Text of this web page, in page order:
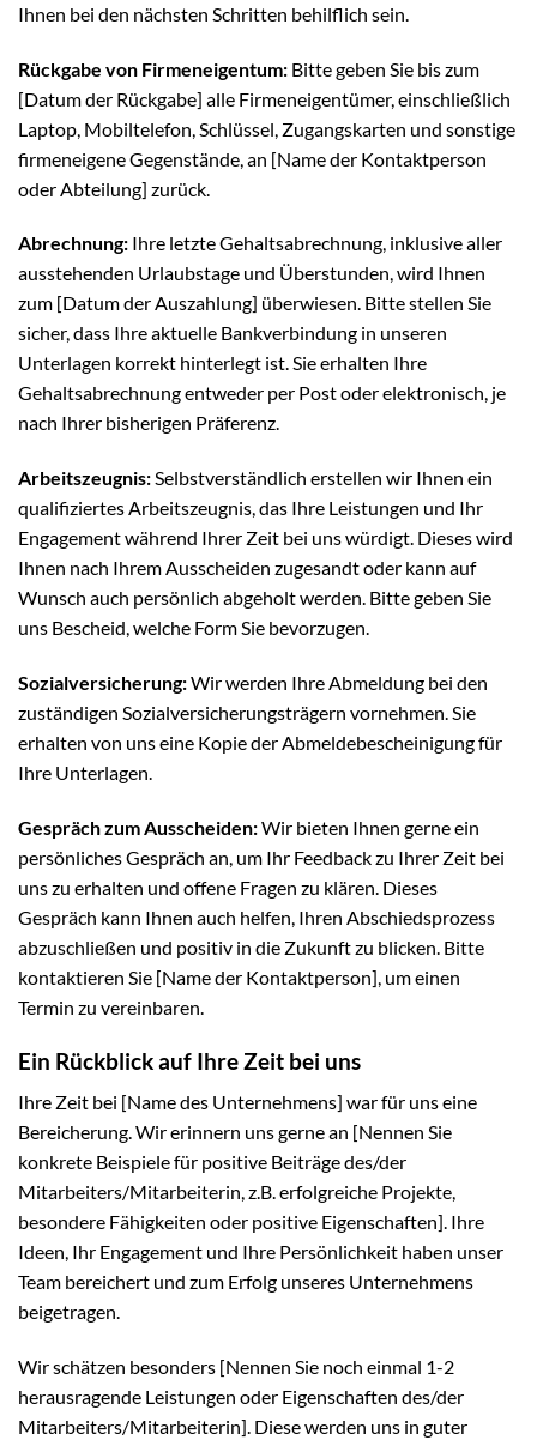
Ihnen bei den nächsten Schritten behilflich sein.
Rückgabe von Firmeneigentum: Bitte geben Sie bis zum
[Datum der Rückgabe] alle Firmeneigentümer, einschließlich
Laptop, Mobiltelefon, Schlüssel, Zugangskarten und sonstige
firmeneigene Gegenstände, an [Name der Kontaktperson
oder Abteilung] zurück.
Abrechnung: Ihre letzte Gehaltsabrechnung, inklusive aller
ausstehenden Urlaubstage und Überstunden, wird Ihnen
zum [Datum der Auszahlung] überwiesen. Bitte stellen Sie
sicher, dass Ihre aktuelle Bankverbindung in unseren
Unterlagen korrekt hinterlegt ist. Sie erhalten Ihre
Gehaltsabrechnung entweder per Post oder elektronisch, je
nach Ihrer bisherigen Präferenz.
Arbeitszeugnis:Selbstverständlich erstellen wir Ihnen ein
qualifiziertes Arbeitszeugnis, das Ihre Leistungen und Ihr
Engagement während Ihrer Zeit bei uns würdigt. Dieses wird
Ihnen nach Ihrem Ausscheiden zugesandt oder kann auf
Wunsch auch persönlich abgeholt werden. Bitte geben Sie
uns Bescheid, welche Form Sie bevorzugen.
Sozialversicherung:Wir werden Ihre Abmeldung bei den
zuständigen Sozialversicherungsträgern vornehmen. Sie
erhalten von uns eine Kopie der Abmeldebescheinigung für
Ihre Unterlagen.
Gespräch zum Ausscheiden:Wir bieten Ihnen gerne ein
persönliches Gespräch an, um Ihr Feedback zu Ihrer Zeit bei
uns zu erhalten und offene Fragen zu klären. Dieses
Gespräch kann Ihnen auch helfen, Ihren Abschiedsprozess
abzuschließen und positiv in die Zukunft zu blicken. Bitte
kontaktieren Sie [Name der Kontaktperson], um einen
Termin zu vereinbaren.
Ein Rückblick auf Ihre Zeit bei uns
Ihre Zeit bei [Name des Unternehmens] war für uns eine
Bereicherung. Wir erinnern uns gerne an [Nennen Sie
konkrete Beispiele für positive Beiträge des/der
Mitarbeiters/Mitarbeiterin, z.B. erfolgreiche Projekte,
besondere Fähigkeiten oder positive Eigenschaften]. Ihre
Ideen, Ihr Engagement und Ihre Persönlichkeit haben unser
Team bereichert und zum Erfolg unseres Unternehmens
beigetragen.
Wir schätzen besonders [Nennen Sie noch einmal 1-2
herausragende Leistungen oder Eigenschaften des/der
Mitarbeiters/Mitarbeiterin]. Diese werden uns in guter